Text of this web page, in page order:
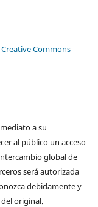
Creative Commons
a su
al público un acceso
global de
será autorizada
debidamente y
original.